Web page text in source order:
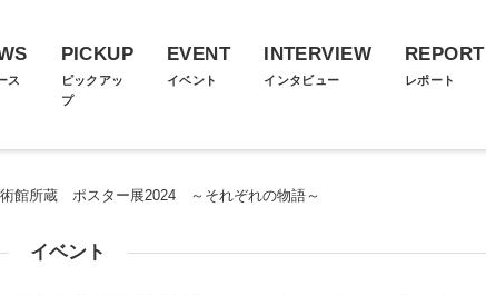
ス
PICKUP
ピックアッ
プ
EVENT
イベント
INTERVIEW
インタビュー
REPORT
レポート
術館所蔵 ポスター展2024 ～それぞれの物語～
イベント